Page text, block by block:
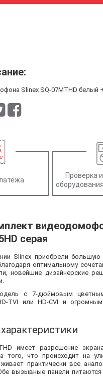
Slinex SQ-07MTHD белый
Проверка
серая
Slinex приобрели
оптимальному
новейшие дизайнерские
с 7-дюймовым
TVI или HD-CVI и
имеет разрешение
того, что происходит на
практически все
вызывные панели